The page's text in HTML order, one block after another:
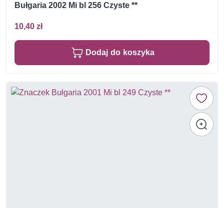
Bułgaria 2002 Mi bl 256 Czyste **
10,40 zł
Dodaj do koszyka